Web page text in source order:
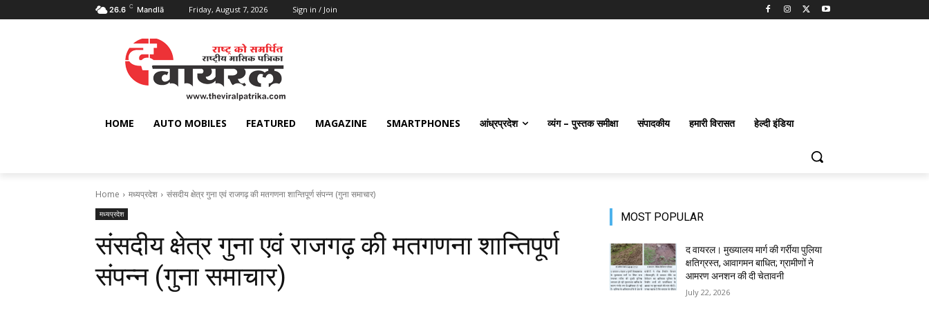
26.6 C Mandlā Friday, August 7, 2026 Sign in / Join
HOME AUTO MOBILES FEATURED MAGAZINE SMARTPHONES आंध्रप्रदेश व्यंग – पुस्तक समीक्षा संपादकीय हमारी विरासत हेल्दी इंडिया
Home मध्यप्रदेश संसदीय क्षेत्र गुना एवं राजगढ़ की मतगणना शान्तिपूर्ण संपन्‍न (गुना समाचार)
मध्यप्रदेश
संसदीय क्षेत्र गुना एवं राजगढ़ की मतगणना शान्तिपूर्ण
संपन्‍न (गुना समाचार)
MOST POPULAR
द वायरल। मुख्यालय मार्ग की गर्रीया पुलिया
क्षतिग्रस्त, आवागमन बाधित; ग्रामीणों ने
आमरण अनशन की दी चेतावनी
July 22, 2026